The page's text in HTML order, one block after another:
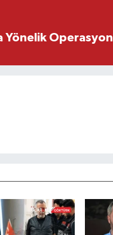
Yönelik Operasyon